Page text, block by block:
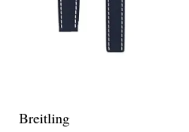
Breitling